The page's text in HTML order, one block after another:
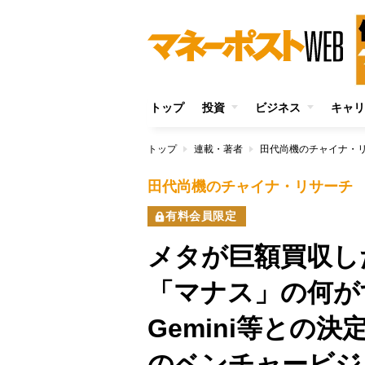
トップ 投資 ビジネス キャ
トップ 連載・著者 田代尚機のチャイナ・
田代尚機のチャイナ・リサーチ
有料会員限定
メタが巨額買収
「マナス」の何
Gemini等との決